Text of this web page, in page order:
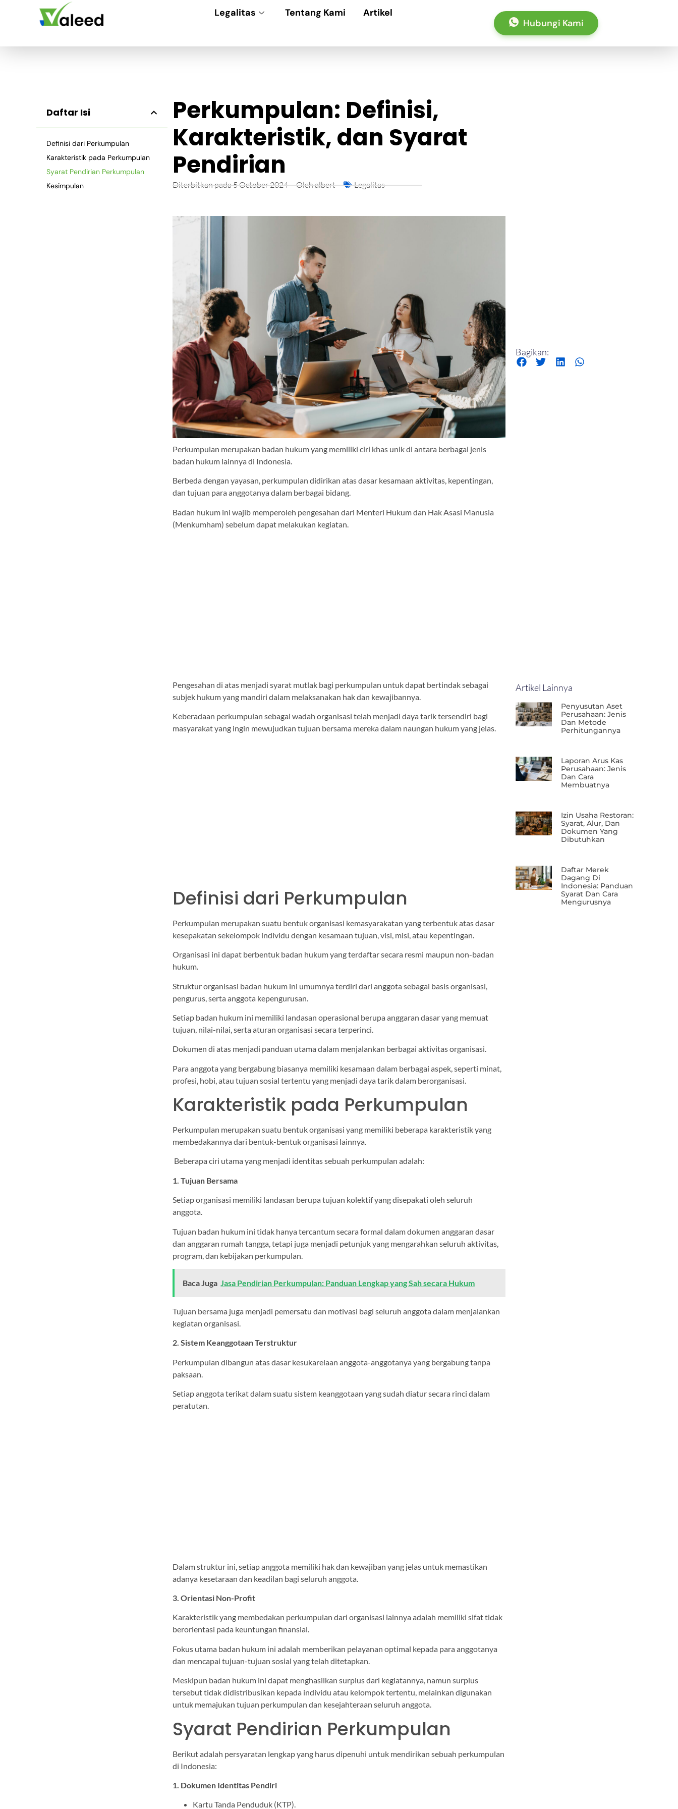
Legalitas Tentang Kami
Artikel
Hubungi Kami
Daftar Isi
Definisi dari Perkumpulan
Karakteristik pada Perkumpulan
Syarat Pendirian Perkumpulan
Kesimpulan
Perkumpulan: Definisi,
Karakteristik, dan Syarat
Pendirian
Diterbitkan pada5 October 2024 Olehalbert Legalitas
Perkumpulan merupakan badan hukum yang memiliki ciri khas unik di antara berbagai jenis
badan hukum lainnya di Indonesia.
Berbeda dengan yayasan, perkumpulan didirikan atas dasar kesamaan aktivitas, kepentingan,
dan tujuan para anggotanya dalam berbagai bidang.
Badan hukum ini wajib memperoleh pengesahan dari Menteri Hukum dan Hak Asasi Manusia
(Menkumham) sebelum dapat melakukan kegiatan.
Pengesahan di atas menjadi syarat mutlak bagi perkumpulan untuk dapat bertindak sebagai
subjek hukum yang mandiri dalam melaksanakan hak dan kewajibannya.
Keberadaan perkumpulan sebagai wadah organisasi telah menjadi daya tarik tersendiri bagi
masyarakat yang ingin mewujudkan tujuan bersama mereka dalam naungan hukum yang jelas.
Definisi dari Perkumpulan
Perkumpulan merupakan suatu bentuk organisasi kemasyarakatan yang terbentuk atas dasar
kesepakatan sekelompok individu dengan kesamaan tujuan, visi, misi, atau kepentingan.
Organisasi ini dapat berbentuk badan hukum yang terdaftar secara resmi maupun non-badan
hukum.
Struktur organisasi badan hukum ini umumnya terdiri dari anggota sebagai basis organisasi,
pengurus, serta anggota kepengurusan.
Setiap badan hukum ini memiliki landasan operasional berupa anggaran dasar yang memuat
tujuan, nilai-nilai, serta aturan organisasi secara terperinci.
Dokumen di atas menjadi panduan utama dalam menjalankan berbagai aktivitas organisasi.
Para anggota yang bergabung biasanya memiliki kesamaan dalam berbagai aspek, seperti minat,
profesi, hobi, atau tujuan sosial tertentu yang menjadi daya tarik dalam berorganisasi.
Karakteristik pada Perkumpulan
Perkumpulan merupakan suatu bentuk organisasi yang memiliki beberapa karakteristik yang
membedakannya dari bentuk-bentuk organisasi lainnya.
Beberapa ciri utama yang menjadi identitas sebuah perkumpulan adalah:
1. Tujuan Bersama
Setiap organisasi memiliki landasan berupa tujuan kolektif yang disepakati oleh seluruh
anggota.
Tujuan badan hukum ini tidak hanya tercantum secara formal dalam dokumen anggaran dasar
dan anggaran rumah tangga, tetapi juga menjadi petunjuk yang mengarahkan seluruh aktivitas,
program, dan kebijakan perkumpulan.
Baca Juga Jasa Pendirian Perkumpulan: Panduan Lengkap yang Sah secara Hukum
Tujuan bersama juga menjadi pemersatu dan motivasi bagi seluruh anggota dalam menjalankan
kegiatan organisasi.
2. Sistem Keanggotaan Terstruktur
Perkumpulan dibangun atas dasar kesukarelaan anggota-anggotanya yang bergabung tanpa
paksaan.
Setiap anggota terikat dalam suatu sistem keanggotaan yang sudah diatur secara rinci dalam
peratutan.
Dalam struktur ini, setiap anggota memiliki hak dan kewajiban yang jelas untuk memastikan
adanya kesetaraan dan keadilan bagi seluruh anggota.
3. Orientasi Non-Profit
Karakteristik yang membedakan perkumpulan dari organisasi lainnya adalah memiliki sifat tidak
berorientasi pada keuntungan finansial.
Fokus utama badan hukum ini adalah memberikan pelayanan optimal kepada para anggotanya
dan mencapai tujuan-tujuan sosial yang telah ditetapkan.
Meskipun badan hukum ini dapat menghasilkan surplus dari kegiatannya, namun surplus
tersebut tidak didistribusikan kepada individu atau kelompok tertentu, melainkan digunakan
untuk memajukan tujuan perkumpulan dan kesejahteraan seluruh anggota.
Syarat Pendirian Perkumpulan
Berikut adalah persyaratan lengkap yang harus dipenuhi untuk mendirikan sebuah perkumpulan
di Indonesia:
1. Dokumen Identitas Pendiri
Kartu Tanda Penduduk (KTP).
Bagikan:
Artikel Lainnya
Penyusutan Aset
Perusahaan: Jenis
Dan Metode
Perhitungannya
Laporan Arus Kas
Perusahaan: Jenis
Dan Cara
Membuatnya
Izin Usaha Restoran:
Syarat, Alur, Dan
Dokumen Yang
Dibutuhkan
Daftar Merek
Dagang Di
Indonesia: Panduan
Syarat Dan Cara
Mengurusnya